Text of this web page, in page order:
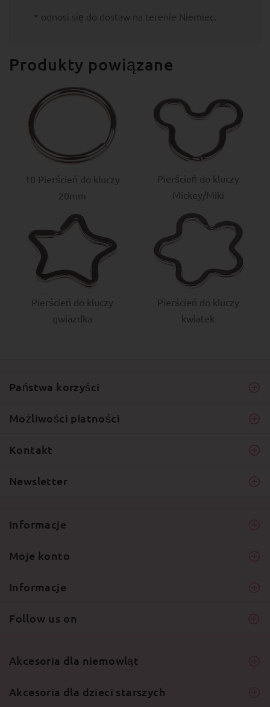
* odnosi się do dostaw na terenie Niemiec.
Produkty powiązane
10 Pierścień do kluczy
20mm
Pierścień do kluczy
Mickey/Miki
Pierścień do kluczy
gwiazdka
Pierścień do kluczy
kwiatek
Państwa korzyści
Możliwości płatności
Kontakt
Newsletter
Informacje
Moje konto
Informacje
Follow us on
Akcesoria dla niemowląt
Akcesoria dla dzieci starszych